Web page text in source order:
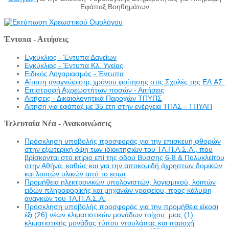
Εφάπαξ Βοηθημάτων
Έντυπα - Αιτήσεις
Εγκύκλιος - Έντυπα Δανείων
Εγκύκλιος - Έντυπα Κλ. Υγείας
Eιδικός Λογαριασμός - Έντυπα
Αίτηση αναγνώρισης χρόνου φοίτησης στις Σχολές της ΕΛ.ΑΣ.
Επιστροφή Αχρεωστήτων ποσών - Αιτήσεις
Αιτήσεις - Δικαιολογητικά Παροχών ΤΠΥΠΣ
Αίτηση για εφάπαξ με 35 έτη στην ενέργεια ΤΠΑΣ - ΤΠΥΑΠ
Τελευταία Νέα - Ανακοινώσεις
Πρόσκληση υποβολής προσφοράς για την επισκευή φθορών
στην εξωτερική όψη των ιδιοκτησιών του ΤΑ.Π.Α.Σ.Α., που
βρίσκονται στο κτίριο επί της οδού Βύσσης 6-8 & Πολυκλείτου
στην Αθήνα, καθώς και για την αποκομιδή άχρηστων δομικών
και λοιπών υλικών από το εσωτ
Προμήθεια ηλεκτρονικών υπολογιστών, λογισμικού, λοιπών
ειδών πληροφορικής και μηχανών γραφείου, προς κάλυψη
αναγκών του ΤΑ.Π.Α.Σ.Α.
Πρόσκληση υποβολής προσφοράς για την προμήθεια είκοσι
έξι (26) νέων κλιματιστικών μονάδων τοίχου, μιας (1)
κλιματιστικής μονάδας τύπου ντουλάπας και παροχή